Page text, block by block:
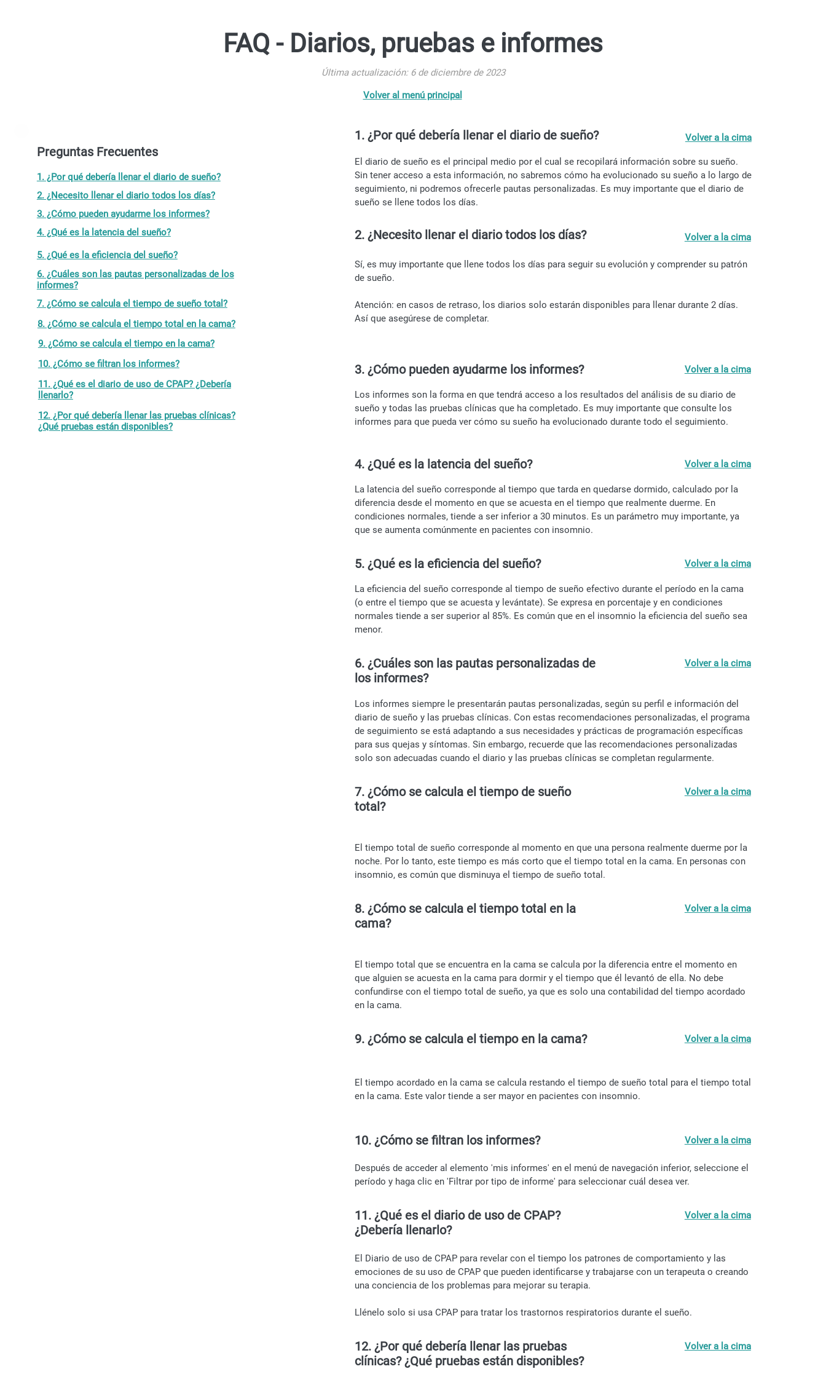
FAQ - Diarios, pruebas e informes
Última actualización: 6 de diciembre de 2023
Volver al menú principal
Preguntas Frecuentes
1. ¿Por qué debería llenar el diario de sueño?
2. ¿Necesito llenar el diario todos los días?
3. ¿Cómo pueden ayudarme los informes?
4. ¿Qué es la latencia del sueño?
5. ¿Qué es la eficiencia del sueño?
6. ¿Cuáles son las pautas personalizadas de los
informes?
7. ¿Cómo se calcula el tiempo de sueño total?
8. ¿Cómo se calcula el tiempo total en la cama?
9. ¿Cómo se calcula el tiempo en la cama?
10. ¿Cómo se filtran los informes?
11. ¿Qué es el diario de uso de CPAP? ¿Debería
llenarlo?
12. ¿Por qué debería llenar las pruebas clínicas?
¿Qué pruebas están disponibles?
1. ¿Por qué debería llenar el diario de sueño? Volver a la cima
El diario de sueño es el principal medio por el cual se recopilará información sobre su sueño.
Sin tener acceso a esta información, no sabremos cómo ha evolucionado su sueño a lo largo de
seguimiento, ni podremos ofrecerle pautas personalizadas. Es muy importante que el diario de
sueño se llene todos los días.
2. ¿Necesito llenar el diario todos los días? Volver a la cima
Sí, es muy importante que llene todos los días para seguir su evolución y comprender su patrón
de sueño.
Atención: en casos de retraso, los diarios solo estarán disponibles para llenar durante 2 días.
Así que asegúrese de completar.
3. ¿Cómo pueden ayudarme los informes? Volver a la cima
Los informes son la forma en que tendrá acceso a los resultados del análisis de su diario de
sueño y todas las pruebas clínicas que ha completado. Es muy importante que consulte los
informes para que pueda ver cómo su sueño ha evolucionado durante todo el seguimiento.
4. ¿Qué es la latencia del sueño? Volver a la cima
La latencia del sueño corresponde al tiempo que tarda en quedarse dormido, calculado por la
diferencia desde el momento en que se acuesta en el tiempo que realmente duerme. En
condiciones normales, tiende a ser inferior a 30 minutos. Es un parámetro muy importante, ya
que se aumenta comúnmente en pacientes con insomnio.
5. ¿Qué es la eficiencia del sueño? Volver a la cima
La eficiencia del sueño corresponde al tiempo de sueño efectivo durante el período en la cama
(o entre el tiempo que se acuesta y levántate). Se expresa en porcentaje y en condiciones
normales tiende a ser superior al 85%. Es común que en el insomnio la eficiencia del sueño sea
menor.
6. ¿Cuáles son las pautas personalizadas de
los informes?
Volver a la cima
Los informes siempre le presentarán pautas personalizadas, según su perfil e información del
diario de sueño y las pruebas clínicas. Con estas recomendaciones personalizadas, el programa
de seguimiento se está adaptando a sus necesidades y prácticas de programación específicas
para sus quejas y síntomas. Sin embargo, recuerde que las recomendaciones personalizadas
solo son adecuadas cuando el diario y las pruebas clínicas se completan regularmente.
7. ¿Cómo se calcula el tiempo de sueño
total?
Volver a la cima
El tiempo total de sueño corresponde al momento en que una persona realmente duerme por la
noche. Por lo tanto, este tiempo es más corto que el tiempo total en la cama. En personas con
insomnio, es común que disminuya el tiempo de sueño total.
8. ¿Cómo se calcula el tiempo total en la
cama?
Volver a la cima
El tiempo total que se encuentra en la cama se calcula por la diferencia entre el momento en
que alguien se acuesta en la cama para dormir y el tiempo que él levantó de ella. No debe
confundirse con el tiempo total de sueño, ya que es solo una contabilidad del tiempo acordado
en la cama.
9. ¿Cómo se calcula el tiempo en la cama? Volver a la cima
El tiempo acordado en la cama se calcula restando el tiempo de sueño total para el tiempo total
en la cama. Este valor tiende a ser mayor en pacientes con insomnio.
10. ¿Cómo se filtran los informes? Volver a la cima
Después de acceder al elemento 'mis informes' en el menú de navegación inferior, seleccione el
período y haga clic en 'Filtrar por tipo de informe' para seleccionar cuál desea ver.
11. ¿Qué es el diario de uso de CPAP?
¿Debería llenarlo?
Volver a la cima
El Diario de uso de CPAP para revelar con el tiempo los patrones de comportamiento y las
emociones de su uso de CPAP que pueden identificarse y trabajarse con un terapeuta o creando
una conciencia de los problemas para mejorar su terapia.
Llénelo solo si usa CPAP para tratar los trastornos respiratorios durante el sueño.
12. ¿Por qué debería llenar las pruebas
clínicas? ¿Qué pruebas están disponibles?
Volver a la cima